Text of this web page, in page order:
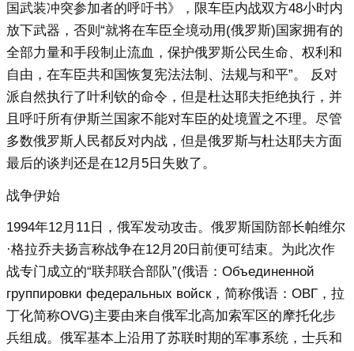
国武装冲突参加者的呼吁书》，限车臣内战双方48小时内
放下武器，否则“就将在车臣全境动用(俄罗斯)国家拥有的
全部力量和手段制止流血，保护俄罗斯公民生命、权利和
自由，在车臣共和国恢复宪法法制、法规与和平”。 反对
派自然执行了叶利钦的命令，但是杜达耶夫拒绝执行，并
且呼吁所有伊斯兰国家不能对车臣的处境置之不理。尽管
多数俄罗斯人民都反对内战，但是俄罗斯与杜达耶夫方面
最后的谈判还是在12月5日失败了。
战争伊始
1994年12月11日，俄军发动攻击。俄罗斯国防部长帕维尔
·格拉乔夫扬言称战争在12月20日前便可结束。为此次作
战专门成立的“联邦联合部队”(俄语：Объединенной
группировки федеральных войск，简称俄语：ОВГ，拉
丁化简称OVG)主要由来自俄军北高加索军区的摩托化步
兵组成。俄军基本上沿用了苏联时期的军事系统，士兵和